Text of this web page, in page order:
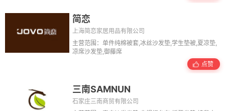
简恋
上海简恋家居用品有限公司
主营范围：单件纯棉被套,冰丝沙发垫,学生垫被,夏凉垫,
凉席沙发垫,御藤席
点赞
三南SAMNUN
石家庄三南商贸有限公司